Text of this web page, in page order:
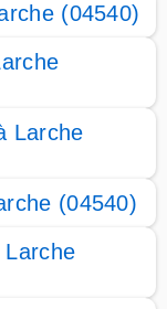
(04540)
Larche
(04540)